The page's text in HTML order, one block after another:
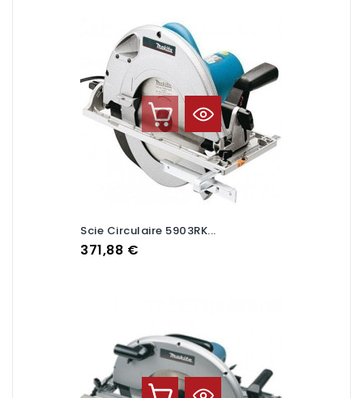
Scie Circulaire 5903RK...
Prix
371,88 €